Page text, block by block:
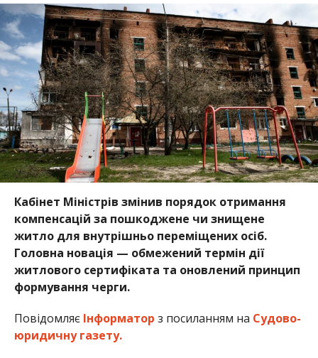
Кабінет Міністрів змінив порядок отримання
компенсацій за пошкоджене чи знищене
житло для внутрішньо переміщених осіб.
Головна новація — обмежений термін дії
житлового сертифіката та оновлений принцип
формування черги.
Повідомляє Інформатор з посиланням на Судово-
юридичну газету.